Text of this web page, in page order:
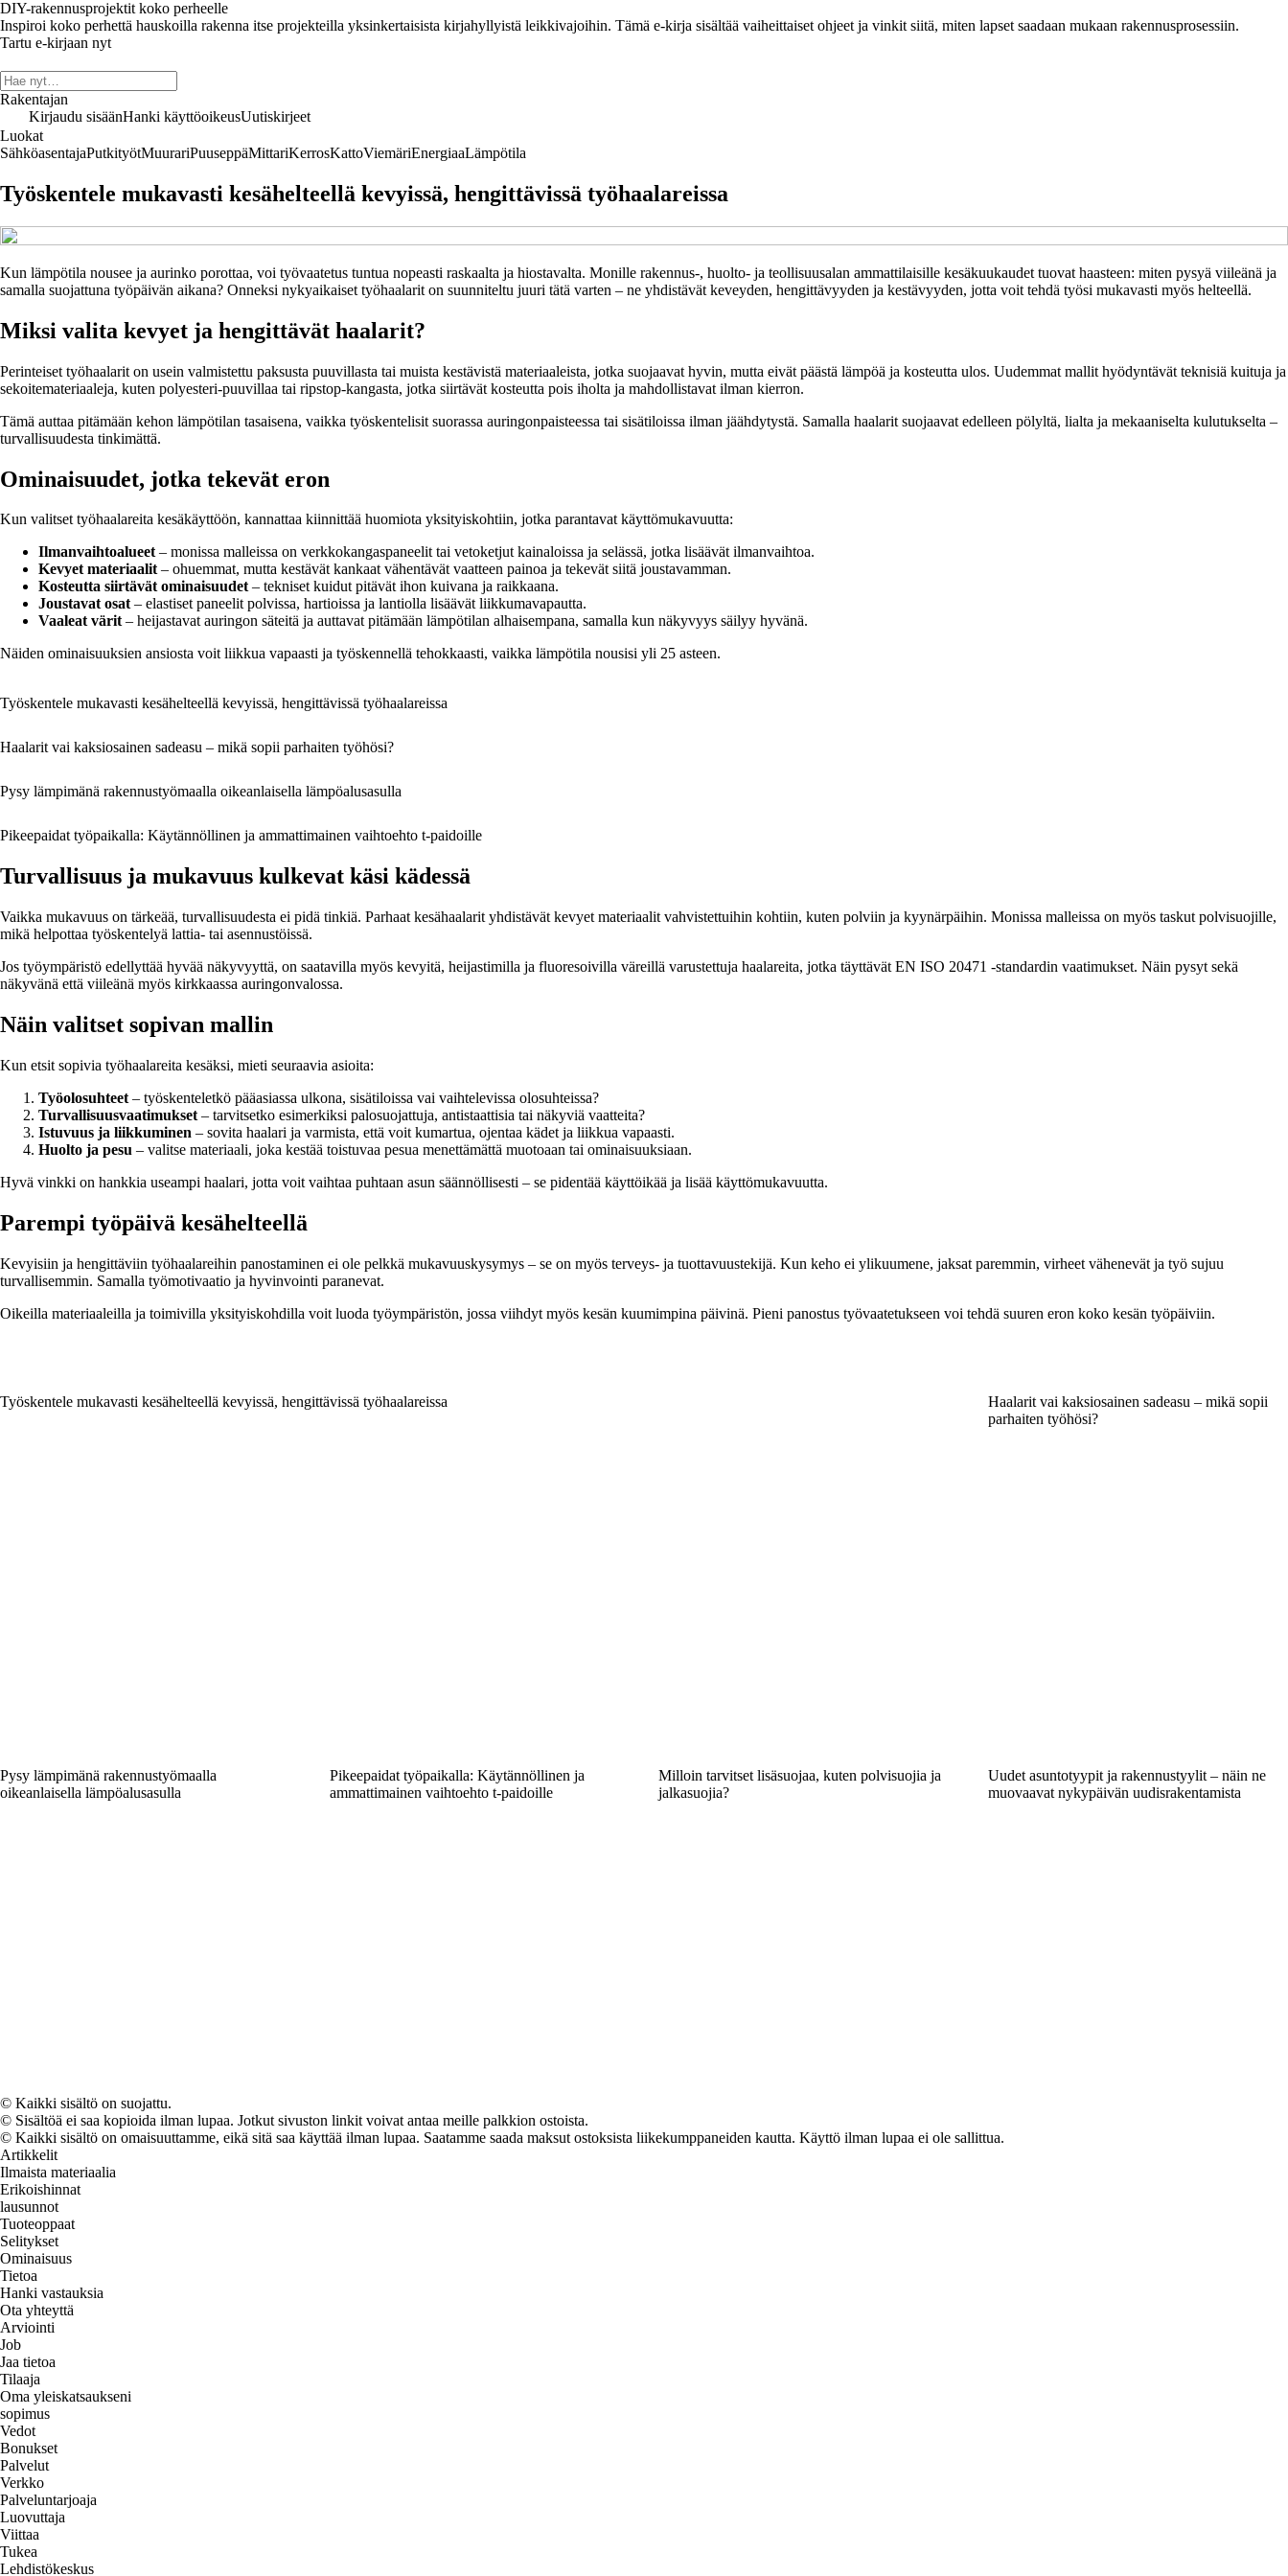
DIY-rakennusprojektit koko perheelle
Inspiroi koko perhettä hauskoilla rakenna itse projekteilla yksinkertaisista kirjahyllyistä leikkivajoihin. Tämä e-kirja sisältää vaiheittaiset ohjeet ja vinkit siitä, miten lapset saadaan mukaan rakennusprosessiin.
Tartu e-kirjaan nyt
Rakentajan
Kirjaudu sisäänHanki käyttöoikeusUutiskirjeet
Luokat
SähköasentajaPutkityötMuurariPuuseppäMittariKerrosKattoViemäriEnergiaaLämpötila
Työskentele mukavasti kesähelteellä kevyissä, hengittävissä työhaalareissa
Kun lämpötila nousee ja aurinko porottaa, voi työvaatetus tuntua nopeasti raskaalta ja hiostavalta. Monille rakennus-, huolto- ja teollisuusalan ammattilaisille kesäkuukaudet tuovat haasteen: miten pysyä viileänä ja
samalla suojattuna työpäivän aikana? Onneksi nykyaikaiset työhaalarit on suunniteltu juuri tätä varten – ne yhdistävät keveyden, hengittävyyden ja kestävyyden, jotta voit tehdä työsi mukavasti myös helteellä.
Miksi valita kevyet ja hengittävät haalarit?
Perinteiset työhaalarit on usein valmistettu paksusta puuvillasta tai muista kestävistä materiaaleista, jotka suojaavat hyvin, mutta eivät päästä lämpöä ja kosteutta ulos. Uudemmat mallit hyödyntävät teknisiä kuituja ja
sekoitemateriaaleja, kuten polyesteri-puuvillaa tai ripstop-kangasta, jotka siirtävät kosteutta pois iholta ja mahdollistavat ilman kierron.
Tämä auttaa pitämään kehon lämpötilan tasaisena, vaikka työskentelisit suorassa auringonpaisteessa tai sisätiloissa ilman jäähdytystä. Samalla haalarit suojaavat edelleen pölyltä, lialta ja mekaaniselta kulutukselta –
turvallisuudesta tinkimättä.
Ominaisuudet, jotka tekevät eron
Kun valitset työhaalareita kesäkäyttöön, kannattaa kiinnittää huomiota yksityiskohtiin, jotka parantavat käyttömukavuutta:
Ilmanvaihtoalueet– monissa malleissa on verkkokangaspaneelit tai vetoketjut kainaloissa ja selässä, jotka lisäävät ilmanvaihtoa.
Kevyet materiaalit– ohuemmat, mutta kestävät kankaat vähentävät vaatteen painoa ja tekevät siitä joustavamman.
Kosteutta siirtävät ominaisuudet– tekniset kuidut pitävät ihon kuivana ja raikkaana.
Joustavat osat– elastiset paneelit polvissa, hartioissa ja lantiolla lisäävät liikkumavapautta.
Vaaleat värit– heijastavat auringon säteitä ja auttavat pitämään lämpötilan alhaisempana, samalla kun näkyvyys säilyy hyvänä.
Näiden ominaisuuksien ansiosta voit liikkua vapaasti ja työskennellä tehokkaasti, vaikka lämpötila nousisi yli 25 asteen.
Työskentele mukavasti kesähelteellä kevyissä, hengittävissä työhaalareissa
Haalarit vai kaksiosainen sadeasu – mikä sopii parhaiten työhösi?
Pysy lämpimänä rakennustyömaalla oikeanlaisella lämpöalusasulla
Pikeepaidat työpaikalla: Käytännöllinen ja ammattimainen vaihtoehto t-paidoille
Turvallisuus ja mukavuus kulkevat käsi kädessä
Vaikka mukavuus on tärkeää, turvallisuudesta ei pidä tinkiä. Parhaat kesähaalarit yhdistävät kevyet materiaalit vahvistettuihin kohtiin, kuten polviin ja kyynärpäihin. Monissa malleissa on myös taskut polvisuojille,
mikä helpottaa työskentelyä lattia- tai asennustöissä.
Jos työympäristö edellyttää hyvää näkyvyyttä, on saatavilla myös kevyitä, heijastimilla ja fluoresoivilla väreillä varustettuja haalareita, jotka täyttävät EN ISO 20471 -standardin vaatimukset. Näin pysyt sekä
näkyvänä että viileänä myös kirkkaassa auringonvalossa.
Näin valitset sopivan mallin
Kun etsit sopivia työhaalareita kesäksi, mieti seuraavia asioita:
Työolosuhteet – työskenteletkö pääasiassa ulkona, sisätiloissa vai vaihtelevissa olosuhteissa?
Turvallisuusvaatimukset – tarvitsetko esimerkiksi palosuojattuja, antistaattisia tai näkyviä vaatteita?
Istuvuus ja liikkuminen – sovita haalari ja varmista, että voit kumartua, ojentaa kädet ja liikkua vapaasti.
Huolto ja pesu – valitse materiaali, joka kestää toistuvaa pesua menettämättä muotoaan tai ominaisuuksiaan.
Hyvä vinkki on hankkia useampi haalari, jotta voit vaihtaa puhtaan asun säännöllisesti – se pidentää käyttöikää ja lisää käyttömukavuutta.
Parempi työpäivä kesähelteellä
Kevyisiin ja hengittäviin työhaalareihin panostaminen ei ole pelkkä mukavuuskysymys – se on myös terveys- ja tuottavuustekijä. Kun keho ei ylikuumene, jaksat paremmin, virheet vähenevät ja työ sujuu
turvallisemmin. Samalla työmotivaatio ja hyvinvointi paranevat.
Oikeilla materiaaleilla ja toimivilla yksityiskohdilla voit luoda työympäristön, jossa viihdyt myös kesän kuumimpina päivinä. Pieni panostus työvaatetukseen voi tehdä suuren eron koko kesän työpäiviin.
Työskentele mukavasti kesähelteellä kevyissä, hengittävissä työhaalareissa
Haalarit vai kaksiosainen sadeasu – mikä sopii
parhaiten työhösi?
Pysy lämpimänä rakennustyömaalla
oikeanlaisella lämpöalusasulla
Pikeepaidat työpaikalla: Käytännöllinen ja
ammattimainen vaihtoehto t-paidoille
Milloin tarvitset lisäsuojaa, kuten polvisuojia ja
jalkasuojia?
Uudet asuntotyypit ja rakennustyylit – näin ne
muovaavat nykypäivän uudisrakentamista
© Kaikki sisältö on suojattu.
© Sisältöä ei saa kopioida ilman lupaa. Jotkut sivuston linkit voivat antaa meille palkkion ostoista.
© Kaikki sisältö on omaisuuttamme, eikä sitä saa käyttää ilman lupaa. Saatamme saada maksut ostoksista liikekumppaneiden kautta. Käyttö ilman lupaa ei ole sallittua.
Artikkelit
Ilmaista materiaalia
Erikoishinnat
lausunnot
Tuoteoppaat
Selitykset
Ominaisuus
Tietoa
Hanki vastauksia
Ota yhteyttä
Arviointi
Job
Jaa tietoa
Tilaaja
Oma yleiskatsaukseni
sopimus
Vedot
Bonukset
Palvelut
Verkko
Palveluntarjoaja
Luovuttaja
Viittaa
Tukea
Lehdistökeskus